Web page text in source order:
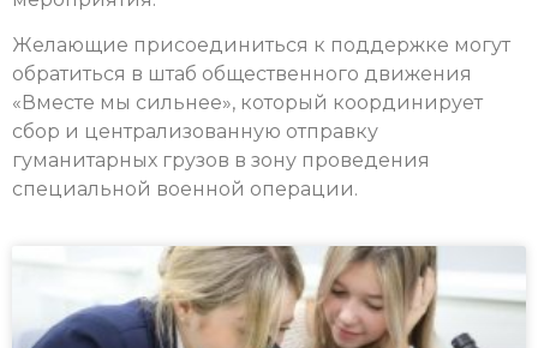
Желающие присоединиться к поддержке могут
обратиться в штаб общественного движения
«Вместе мы сильнее», который координирует
сбор и централизованную отправку
гуманитарных грузов в зону проведения
специальной военной операции.